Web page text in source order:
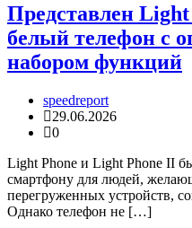
Представлен
белый телефон с
набором функций
speedreport
29.06.2026
0
Light Phone и Light Phone II
смартфону для людей,
перегруженных устройств,
Однако телефон не […]